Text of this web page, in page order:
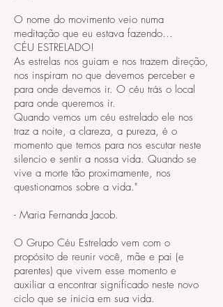
O nome do movimento veio numa
meditação que eu estava fazendo…
CÉU ESTRELADO!
As estrelas nos guiam e nos trazem direção,
nos inspiram no que devemos perceber e
para onde devemos ir. O céu trás o local
para onde queremos ir.
Quando vemos um céu estrelado ele nos
traz a noite, a clareza, a pureza, é o
momento que temos para nos escutar neste
silencio e sentir a nossa vida. Quando se
vive a morte tão proximamente, nos
questionamos sobre a vida."
- Maria Fernanda Jacob.
O Grupo Céu Estrelado vem com o
propósito de reunir você, mãe e pai (e
parentes) que vivem esse momento e
auxiliar a encontrar significado neste novo
ciclo que se inicia em sua vida.